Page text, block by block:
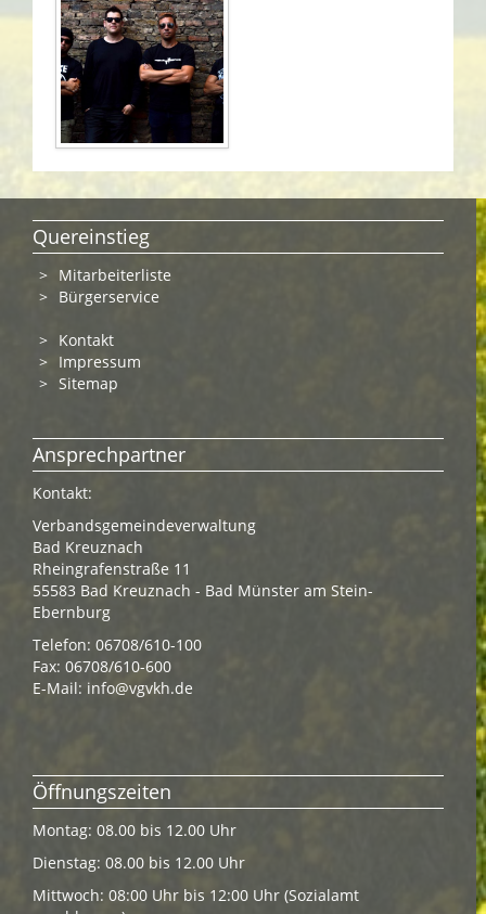
Quereinstieg
Mitarbeiterliste
Bürgerservice
Kontakt
Impressum
Sitemap
Ansprechpartner
Kontakt:
Verbandsgemeindeverwaltung
Bad Kreuznach
Rheingrafenstraße 11
55583 Bad Kreuznach - Bad Münster am Stein-
Ebernburg
Telefon: 06708/610-100
Fax: 06708/610-600
E-Mail: info@vgvkh.de
Öffnungszeiten
Montag: 08.00 bis 12.00 Uhr
Dienstag: 08.00 bis 12.00 Uhr
Mittwoch: 08:00 Uhr bis 12:00 Uhr (Sozialamt